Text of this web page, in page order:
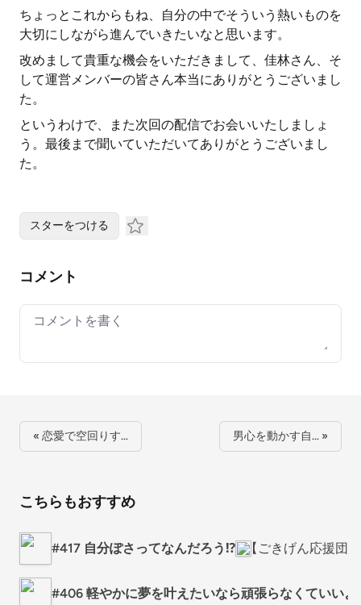
ちょっとこれからもね、自分の中でそういう熱いものを
大切にしながら進んでいきたいなと思います。
改めまして貴重な機会をいただきまして、佳林さん、そ
して運営メンバーの皆さん本当にありがとうございまし
た。
というわけで、また次回の配信でお会いいたしましょ
う。最後まで聞いていただいてありがとうございまし
た。
スターをつける
コメント
Your comment
« 恋愛で空回りす… 男心を動かす自… »
こちらもおすすめ
#417 自分ぽさってなんだろう⁉️ 【ごきげん応援団
#406 軽やかに夢を叶えたいなら頑張らなくていいよ